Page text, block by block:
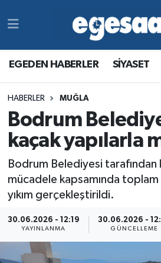
EGEDEN HABERLER SİYASET
HABERLER MUĞLA
Bodrum
kaçak yapılarla
Bodrum Belediyesi tarafından
mücadele kapsamında toplam
yıkım gerçekleştirildi.
30.06.2026 - 12:19
YAYINLANMA
30.06.2026 -
GÜNCELLEME
MAGAZİN
RESMİ REKLAMLAR
YAŞAM
MAGAZİN
RESMİ REKLAMLAR
Egemax TV
Tüm Manşetler
Son Dakika Haberleri
Haber Arşivi